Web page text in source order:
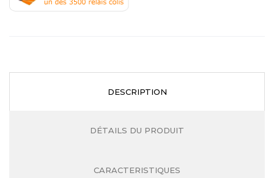
DESCRIPTION
DÉTAILS DU PRODUIT
CARACTERISTIQUES